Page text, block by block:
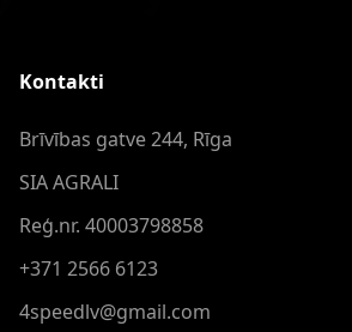
Kontakti
Brīvības gatve 244, Rīga
SIA AGRALI
Reģ.nr. 40003798858
+371 2566 6123
4speedlv@gmail.com